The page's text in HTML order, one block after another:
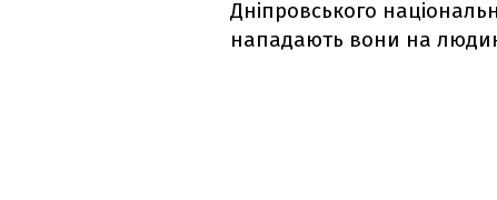
Дніпровського
нападають вони на